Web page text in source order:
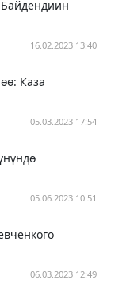
16.02.2023 13:40
Каза
05.03.2023 17:54
05.06.2023 10:51
06.03.2023 12:49